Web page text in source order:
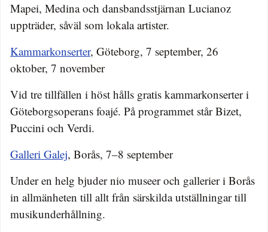
Mapei, Medina och dansbandsstjärnan Lucianoz
uppträder, såväl som lokala artister.
Kammarkonserter, Göteborg, 7 september, 26
oktober, 7 november
Vid tre tillfällen i höst hålls gratis kammarkonserter i
Göteborgsoperans foajé. På programmet står Bizet,
Puccini och Verdi.
Galleri Galej, Borås, 7–8 september
Under en helg bjuder nio museer och gallerier i Borås
in allmänheten till allt från särskilda utställningar till
musikunderhållning.